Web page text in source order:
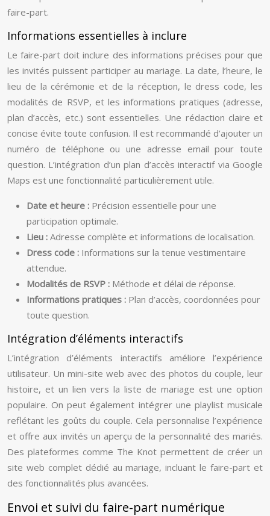
faire-part.
Informations essentielles à inclure
Le faire-part doit inclure des informations précises pour que
les invités puissent participer au mariage. La date, l’heure, le
lieu de la cérémonie et de la réception, le dress code, les
modalités de RSVP, et les informations pratiques (adresse,
plan d’accès, etc.) sont essentielles. Une rédaction claire et
concise évite toute confusion. Il est recommandé d’ajouter un
numéro de téléphone ou une adresse email pour toute
question. L’intégration d’un plan d’accès interactif via Google
Maps est une fonctionnalité particulièrement utile.
Date et heure : Précision essentielle pour une
participation optimale.
Lieu : Adresse complète et informations de localisation.
Dress code : Informations sur la tenue vestimentaire
attendue.
Modalités de RSVP : Méthode et délai de réponse.
Informations pratiques : Plan d’accès, coordonnées pour
toute question.
Intégration d’éléments interactifs
L’intégration d’éléments interactifs améliore l’expérience
utilisateur. Un mini-site web avec des photos du couple, leur
histoire, et un lien vers la liste de mariage est une option
populaire. On peut également intégrer une playlist musicale
reflétant les goûts du couple. Cela personnalise l’expérience
et offre aux invités un aperçu de la personnalité des mariés.
Des plateformes comme The Knot permettent de créer un
site web complet dédié au mariage, incluant le faire-part et
des fonctionnalités plus avancées.
Envoi et suivi du faire-part numérique